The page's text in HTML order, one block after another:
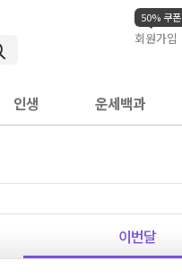
50% 쿠폰
회원가입
인생 운세백과
이번달